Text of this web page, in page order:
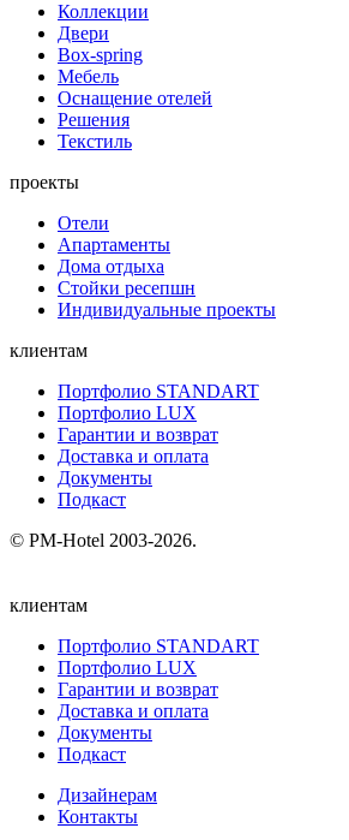
Коллекции
Двери
Box-spring
Мебель
Оснащение отелей
Решения
Текстиль
проекты
Отели
Апартаменты
Дома отдыха
Стойки ресепшн
Индивидуальные проекты
клиентам
Портфолио STANDART
Портфолио LUX
Гарантии и возврат
Доставка и оплата
Документы
Подкаст
© PM-Hotel 2003-2026.
клиентам
Портфолио STANDART
Портфолио LUX
Гарантии и возврат
Доставка и оплата
Документы
Подкаст
Дизайнерам
Контакты